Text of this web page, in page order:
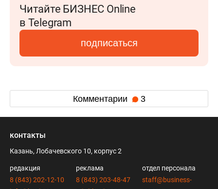
Читайте БИЗНЕС Online
в Telegram
подписаться
Комментарии 3
контакты
Казань, Лобачевского 10, корпус 2
редакция
8 (843) 202-12-10
реклама
8 (843) 203-48-47
отдел персонала
staff@business-